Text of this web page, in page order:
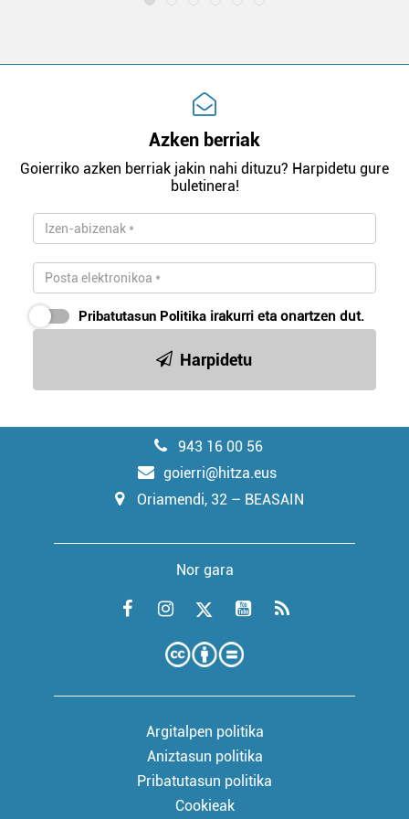
Azken berriak
Goierriko azken berriak jakin nahi dituzu? Harpidetu gure
buletinera!
Pribatutasun Politika irakurri eta onartzen dut.
Harpidetu
943 16 00 56
goierri@hitza.eus
Oriamendi, 32 – BEASAIN
Nor gara
Argitalpen politika
Aniztasun politika
Pribatutasun politika
Cookieak